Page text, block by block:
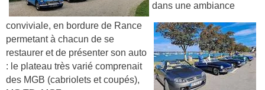
dans une ambiance
conviviale, en bordure de Rance
permetant à chacun de se
restaurer et de présenter son auto
: le plateau très varié comprenait
des MGB (cabriolets et coupés),